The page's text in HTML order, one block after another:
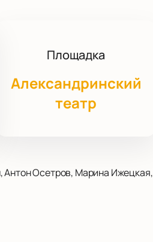
Площадка
Александринский
театр
Антон Осетров, Марина Ижецкая,
по адресу: пл. Островского,